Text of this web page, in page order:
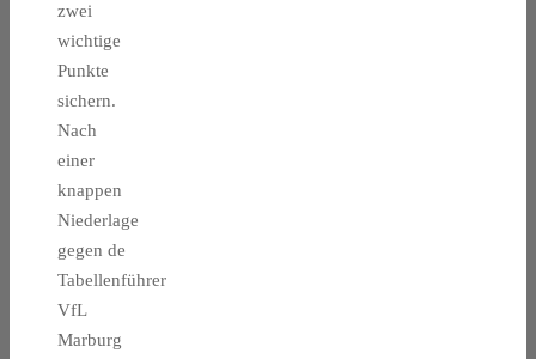
zwei
wichtige
Punkte
sichern.
Nach
einer
knappen
Niederlage
gegen de
Tabellenführer
VfL
Marburg